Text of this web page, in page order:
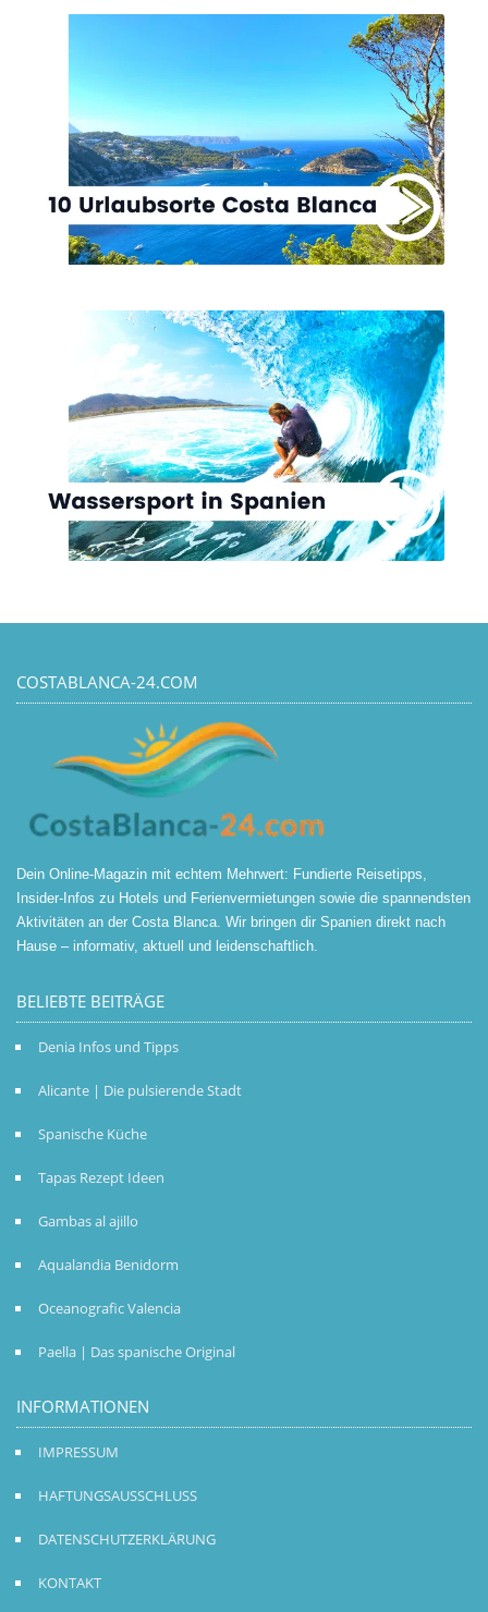
COSTABLANCA-24.COM
Dein Online-Magazin mit echtem Mehrwert: Fundierte Reisetipps,
Insider-Infos zu Hotels und Ferienvermietungen sowie die spannendsten
Aktivitäten an der Costa Blanca. Wir bringen dir Spanien direkt nach
Hause – informativ, aktuell und leidenschaftlich.
BELIEBTE BEITRÄGE
Denia Infos und Tipps
Alicante | Die pulsierende Stadt
Spanische Küche
Tapas Rezept Ideen
Gambas al ajillo
Aqualandia Benidorm
Oceanografic Valencia
Paella | Das spanische Original
INFORMATIONEN
IMPRESSUM
HAFTUNGSAUSSCHLUSS
DATENSCHUTZERKLÄRUNG
KONTAKT